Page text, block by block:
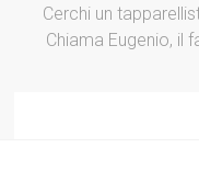
Cerchi un
Chiama Eugenio, il